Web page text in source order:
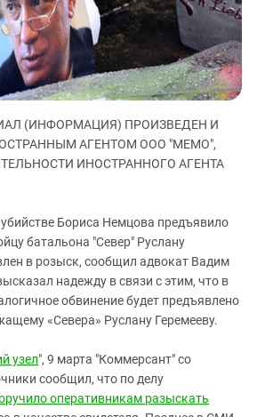
ЗАСТАВЛЯЕТ
КАВКАЗ ЗА ПАЛЕСТИНУ
ИНАКОМЫСЛИЕ В ЧЕЧНЕ
ПРЕСЛЕДОВАНИЕ АКТИВИСТОВ
МОБИЛИЗАЦИЯ И ПРОТЕСТЫ
(ИНФОРМАЦИЯ) ПРОИЗВЕДЕН И
АГЕНТОМ ООО "МЕМО",
ИНОСТРАННОГО АГЕНТА
Бориса Немцова предъявило
батальона "Север" Руслану
в розыск, сообщил адвокат Вадим
надежду в связи с этим, что в
обвинение будет предъявлено
«Севера» Руслану Геремееву.
узел", 9 марта "Коммерсант" со
сообщил, что по делу
оперативникам разыскать